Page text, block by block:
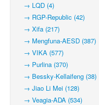
→ LQD (4)
→ RGP-Republic (42)
→ Xifa (217)
→ Mengfuna-AESD (387)
→ VIKA (577)
→ Purlina (370)
→ Bessky-Kellaifeng (38)
→ Jiao Li Mei (128)
→ Veagia-ADA (534)